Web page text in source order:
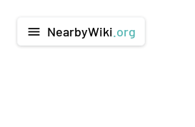
menu NearbyWiki .org